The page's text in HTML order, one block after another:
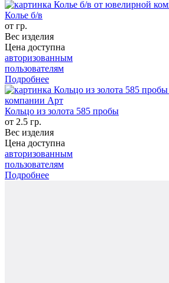
Колье б/в
от гр.
Вес изделия
Цена доступна
авторизованным
пользователям
Подробнее
Кольцо из золота 585 пробы
от 2.5 гр.
Вес изделия
Цена доступна
авторизованным
пользователям
Подробнее